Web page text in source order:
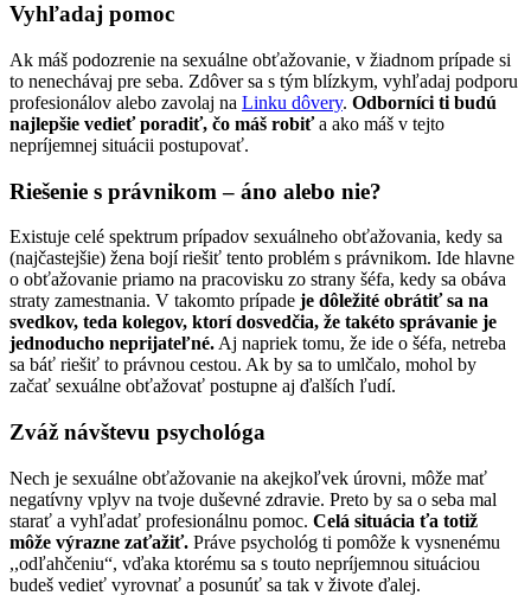
Vyhľadaj pomoc
Ak máš podozrenie na sexuálne obťažovanie, v žiadnom prípade si
to nenechávaj pre seba. Zdôver sa s tým blízkym, vyhľadaj podporu
profesionálov alebo zavolaj na Linku dôvery. Odborníci ti budú
najlepšie vedieť poradiť, čo máš robiťa ako máš v tejto
nepríjemnej situácii postupovať.
Riešenie s právnikom – áno alebo nie?
Existuje celé spektrum prípadov sexuálneho obťažovania, kedy sa
(najčastejšie) žena bojí riešiť tento problém s právnikom. Ide hlavne
o obťažovanie priamo na pracovisku zo strany šéfa, kedy sa obáva
straty zamestnania. V takomto prípade je dôležité obrátiť sa na
svedkov, teda kolegov, ktorí dosvedčia, že takéto správanie je
jednoducho neprijateľné. Aj napriek tomu, že ide o šéfa, netreba
sa báť riešiť to právnou cestou. Ak by sa to umlčalo, mohol by
začať sexuálne obťažovať postupne aj ďalších ľudí.
Zváž návštevu psychológa
Nech je sexuálne obťažovanie na akejkoľvek úrovni, môže mať
negatívny vplyv na tvoje duševné zdravie. Preto by sa o seba mal
starať a vyhľadať profesionálnu pomoc. Celá situácia ťa totiž
môže výrazne zaťažiť. Práve psychológ ti pomôže k vysnenému
,,odľahčeniu“, vďaka ktorému sa s touto nepríjemnou situáciou
budeš vedieť vyrovnať a posunúť sa tak v živote ďalej.